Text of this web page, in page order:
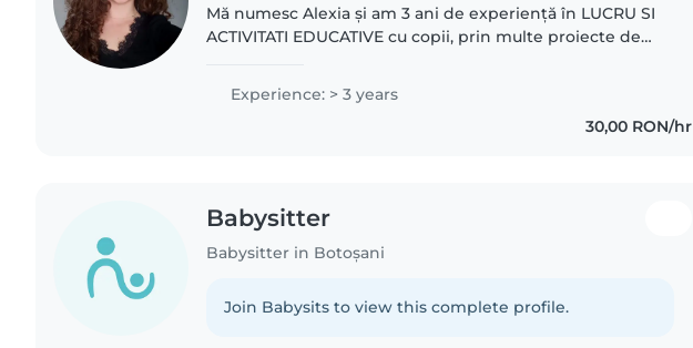
Mă numesc Alexia și am 3 ani de experiență în LUCRU SI
ACTIVITATI EDUCATIVE cu copii, prin multe proiecte de
varste intre..
Experience: > 3 years
30,00 RON/hr
Babysitter
Babysitter in Botoșani
Join Babysits to view this complete profile.